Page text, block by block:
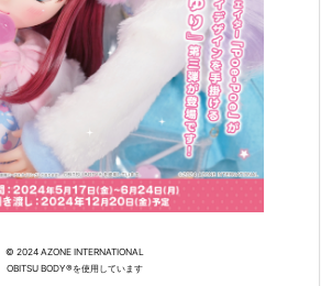
© 2024 AZONE INTERNATIONAL
OBITSU BODY®を使用しています